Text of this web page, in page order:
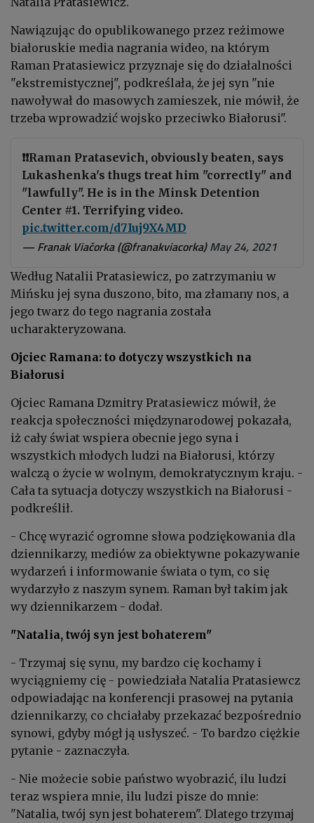
Nawiązując do opublikowanego przez reżimowe
białoruskie media nagrania wideo, na którym
Raman Pratasiewicz przyznaje się do działalności
"ekstremistycznej", podkreślała, że jej syn "nie
nawoływał do masowych zamieszek, nie mówił, że
trzeba wprowadzić wojsko przeciwko Białorusi".
❗❗Raman Pratasevich, obviously beaten, says
Lukashenka's thugs treat him "correctly" and
"lawfully". He is in the Minsk Detention
Center #1. Terrifying video.
pic.twitter.com/d7Iuj9X4MD
— Franak Viačorka (@franakviacorka)May 24, 2021
Według Natalii Pratasiewicz, po zatrzymaniu w
Mińsku jej syna duszono, bito, ma złamany nos, a
jego twarz do tego nagrania została
ucharakteryzowana.
Ojciec Ramana: to dotyczy wszystkich na
Białorusi
Ojciec Ramana Dzmitry Pratasiewicz mówił, że
reakcja społeczności międzynarodowej pokazała,
iż cały świat wspiera obecnie jego syna i
wszystkich młodych ludzi na Białorusi, którzy
walczą o życie w wolnym, demokratycznym kraju. -
Cała ta sytuacja dotyczy wszystkich na Białorusi -
podkreślił.
- Chcę wyrazić ogromne słowa podziękowania dla
dziennikarzy, mediów za obiektywne pokazywanie
wydarzeń i informowanie świata o tym, co się
wydarzyło z naszym synem. Raman był takim jak
wy dziennikarzem - dodał.
"Natalia, twój syn jest bohaterem"
- Trzymaj się synu, my bardzo cię kochamy i
wyciągniemy cię - powiedziała Natalia Pratasiewcz
odpowiadając na konferencji prasowej na pytania
dziennikarzy, co chciałaby przekazać bezpośrednio
synowi, gdyby mógł ją usłyszeć. - To bardzo ciężkie
pytanie - zaznaczyła.
- Nie możecie sobie państwo wyobrazić, ilu ludzi
teraz wspiera mnie, ilu ludzi pisze do mnie:
"Natalia, twój syn jest bohaterem". Dlatego trzymaj